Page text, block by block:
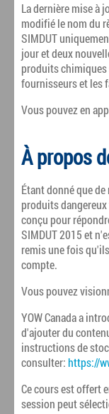
La dernière mise à
modifié le nom du
SIMDUT
jour et deux
produits
fournisseurs et les
Vous pouvez en
À propos
Étant donné que
produits
conçu pour
SIMDUT 2015 et
remis une fois
compte.
Vous pouvez
YOW Canada a
d'ajouter du
instructions de
consulter:https://
Ce cours est offert
session peut